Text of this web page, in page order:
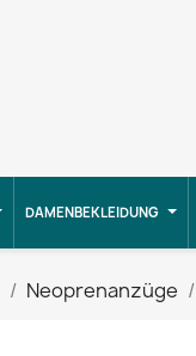
DAMENBEKLEIDUNG
Neoprenanzüge